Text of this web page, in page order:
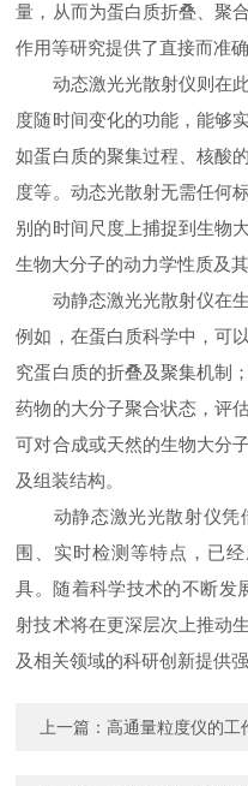
量，从而为蛋白质折叠、聚
作用等研究提供了直接而准确
动态激光光散射仪则在此
度随时间变化的功能，能够
如蛋白质的聚集过程、核酸
度等。动态光散射无需任何
别的时间尺度上捕捉到生物
生物大分子的动力学性质及
动静态激光光散射仪在生
例如，在蛋白质科学中，可
究蛋白质的折叠及聚集机制
药物的大分子聚合状态，评
可对合成或天然的生物大分
及组装结构。
动静态激光光散射仪凭借
围、实时检测等特点，已
具。随着科学技术的不断发
射技术将在更深层次上推动
及相关领域的科研创新提供
上一篇：高通量粒度仪的工